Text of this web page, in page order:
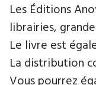
Les Éditions
librairies,
Le livre est
La distribution